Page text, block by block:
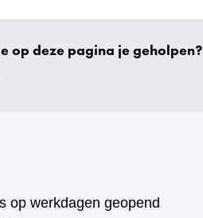
op deze pagina je geholpen?
op werkdagen geopend